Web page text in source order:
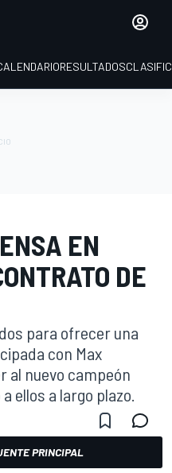
RESULTADOS
EN
DE
para ofrecer una
con Max
al nuevo campeón
ellos a largo plazo.
PRINCIPAL